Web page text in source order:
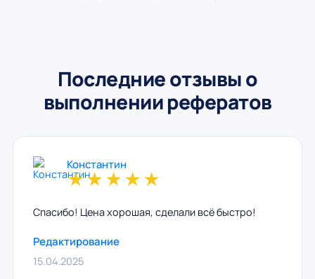
Последние отзывы о
выполнении рефератов
Константин
★★★★★
Спасибо! Цена хорошая, сделали всё быстро!
Редактирование
15.04.2025